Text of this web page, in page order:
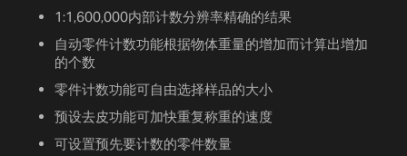
1:1,600,000内部计数分辨率精确的结果
自动零件计数功能根据物体重量的增加而计算出增加
的个数
零件计数功能可自由选择样品的大小
预设去皮功能可加快重复称重的速度
可设置预先要计数的零件数量